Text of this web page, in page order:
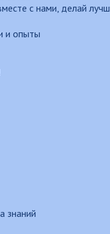
с нами, делай
и опыты
знаний